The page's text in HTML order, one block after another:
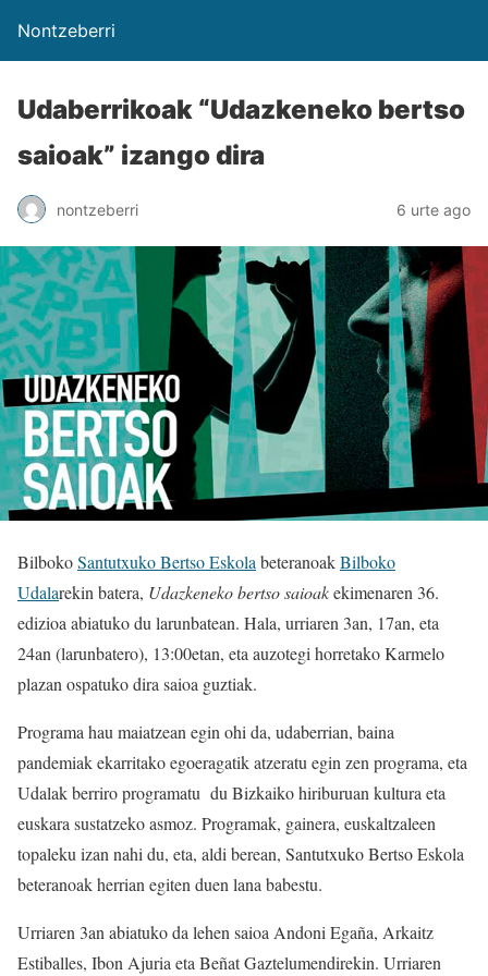
Nontzeberri
Udaberrikoak “Udazkeneko bertso
saioak” izango dira
nontzeberri 6 urte ago
BilbokoSantutxuko Bertso EskolabeteranoakBilboko
Udalarekin batera, Udazkeneko bertso saioakekimenaren 36.
edizioa abiatuko du larunbatean. Hala, urriaren 3an, 17an, eta
24an (larunbatero), 13:00etan, eta auzotegi horretako Karmelo
plazan ospatuko dira saioa guztiak.
Programa hau maiatzean egin ohi da, udaberrian, baina
pandemiak ekarritako egoeragatik atzeratu egin zen programa, eta
Udalak berriro programatu du Bizkaiko hiriburuan kultura eta
euskara sustatzeko asmoz. Programak, gainera, euskaltzaleen
topaleku izan nahi du, eta, aldi berean, Santutxuko Bertso Eskola
beteranoak herrian egiten duen lana babestu.
Urriaren 3an abiatuko da lehen saioa Andoni Egaña, Arkaitz
Estiballes, Ibon Ajuria eta Beñat Gaztelumendirekin. Urriaren